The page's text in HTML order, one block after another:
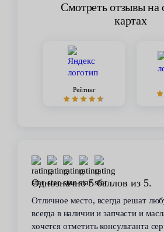
Смотреть отзывы на
картах
Рейтинг
Однозначно 5 баллов из 5.
Отличное место, всегда решат
всегда в наличии и запчасти и
хочется отметить консультанта